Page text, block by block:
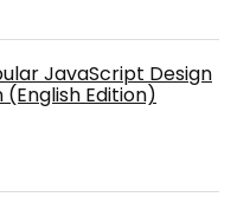
JavaScript Design
(English Edition)